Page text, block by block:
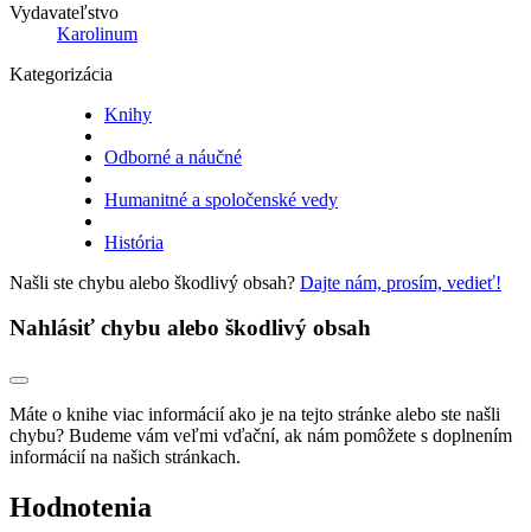
Vydavateľstvo
Karolinum
Kategorizácia
Knihy
Odborné a náučné
Humanitné a spoločenské vedy
História
Našli ste chybu alebo škodlivý obsah? Dajte nám, prosím, vedieť!
Nahlásiť chybu alebo škodlivý obsah
Máte o knihe viac informácií ako je na tejto stránke alebo ste našli
chybu? Budeme vám veľmi vďační, ak nám pomôžete s doplnením
informácií na našich stránkach.
Hodnotenia